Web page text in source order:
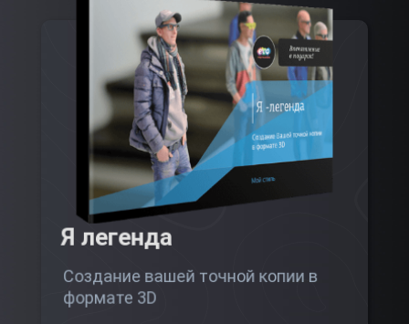
Я легенда
Создание вашей точной копии в
формате 3D